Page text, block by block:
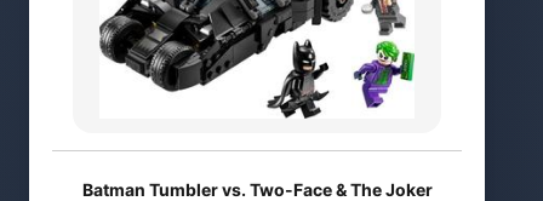
Batman Tumbler vs. Two-Face & The Joker